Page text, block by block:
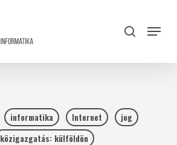
search
Menu
informatika Internet
jog
közigazgatás: külföldön
Close